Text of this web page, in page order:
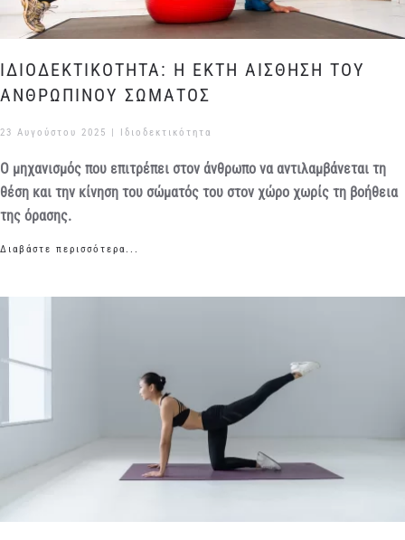
ΙΔΙΟΔΕΚΤΙΚΟΤΗΤΑ: Η ΕΚΤΗ ΑΙΣΘΗΣΗ ΤΟΥ
ΑΝΘΡΩΠΙΝΟΥ ΣΩΜΑΤΟΣ
23 Αυγούστου 2025 | Ιδιοδεκτικότητα
Ο μηχανισμός που επιτρέπει στον άνθρωπο να αντιλαμβάνεται τη
θέση και την κίνηση του σώματός του στον χώρο χωρίς τη βοήθεια
της όρασης.
Διαβάστε περισσότερα...